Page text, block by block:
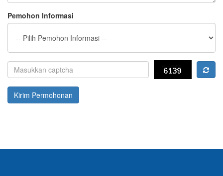
Pemohon Informasi
Kirim Permohonan